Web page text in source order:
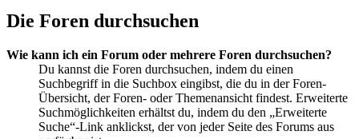
Die Foren durchsuchen
Wie kann ich ein Forum oder mehrere Foren durchsuchen?
Du kannst die Foren durchsuchen, indem du einen
Suchbegriff in die Suchbox eingibst, die du in der Foren-
Übersicht, der Foren- oder Themenansicht findest. Erweiterte
Suchmöglichkeiten erhältst du, indem du den „Erweiterte
Suche“-Link anklickst, der von jeder Seite des Forums aus